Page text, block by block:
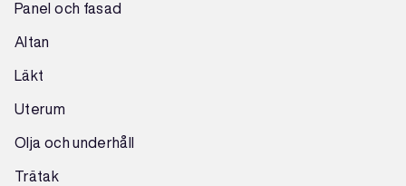
Panel och fasad
Altan
Läkt
Uterum
Olja och underhåll
Trätak